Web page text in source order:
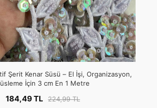
Şerit Kenar Süsü – El İşi, Organizasyon,
İçin 3 cm En 1 Metre
184,49 TL 224,99 TL